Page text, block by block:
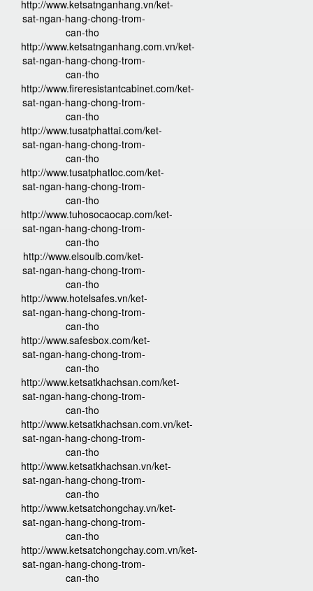
http://www.ketsatnganhang.vn/ket-
sat-ngan-hang-chong-trom-
can-tho
http://www.ketsatnganhang.com.vn/ket-
sat-ngan-hang-chong-trom-
can-tho
http://www.fireresistantcabinet.com/ket-
sat-ngan-hang-chong-trom-
can-tho
http://www.tusatphattai.com/ket-
sat-ngan-hang-chong-trom-
can-tho
http://www.tusatphatloc.com/ket-
sat-ngan-hang-chong-trom-
can-tho
http://www.tuhosocaocap.com/ket-
sat-ngan-hang-chong-trom-
can-tho
http://www.elsoulb.com/ket-
sat-ngan-hang-chong-trom-
can-tho
http://www.hotelsafes.vn/ket-
sat-ngan-hang-chong-trom-
can-tho
http://www.safesbox.com/ket-
sat-ngan-hang-chong-trom-
can-tho
http://www.ketsatkhachsan.com/ket-
sat-ngan-hang-chong-trom-
can-tho
http://www.ketsatkhachsan.com.vn/ket-
sat-ngan-hang-chong-trom-
can-tho
http://www.ketsatkhachsan.vn/ket-
sat-ngan-hang-chong-trom-
can-tho
http://www.ketsatchongchay.vn/ket-
sat-ngan-hang-chong-trom-
can-tho
http://www.ketsatchongchay.com.vn/ket-
sat-ngan-hang-chong-trom-
can-tho